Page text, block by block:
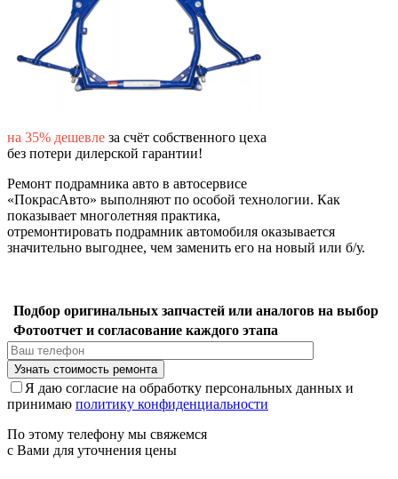
на 35% дешевле за счёт собственного цеха
без потери дилерской гарантии!
Ремонт подрамника авто в автосервисе
«ПокрасАвто» выполняют по особой технологии. Как
показывает многолетняя практика,
отремонтировать подрамник автомобиля оказывается
значительно выгоднее, чем заменить его на новый или б/у.
Подбор оригинальных запчастей или аналогов на выбор
Фотоотчет и согласование каждого этапа
Я даю согласие на обработку персональных данных и
принимаю политику конфиденциальности
По этому телефону мы свяжемся
с Вами для уточнения цены